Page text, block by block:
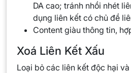
DA cao; tránh nhồi nhét
dụng liên kết có chủ đề
Content giàu thông tin,
Xoá Liên Kết Xấu
Loại bỏ các liên kết độc hại